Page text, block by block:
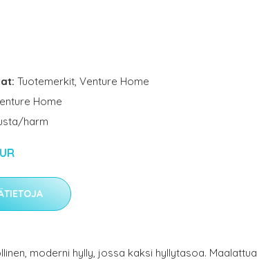
Tuotemerkit, Venture Home
Home
harm
moderni hylly, jossa kaksi hyllytasoa. Maalattua